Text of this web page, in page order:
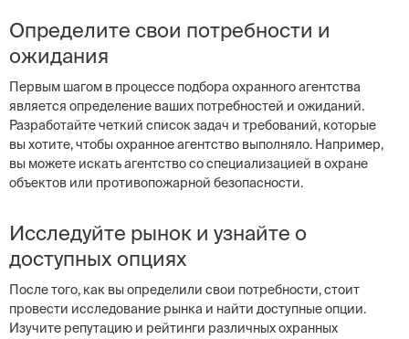
Определите свои потребности и
ожидания
Первым шагом в процессе подбора охранного агентства
является определение ваших потребностей и ожиданий.
Разработайте четкий список задач и требований, которые
вы хотите, чтобы охранное агентство выполняло. Например,
вы можете искать агентство со специализацией в охране
объектов или противопожарной безопасности.
Исследуйте рынок и узнайте о
доступных опциях
После того, как вы определили свои потребности, стоит
провести исследование рынка и найти доступные опции.
Изучите репутацию и рейтинги различных охранных